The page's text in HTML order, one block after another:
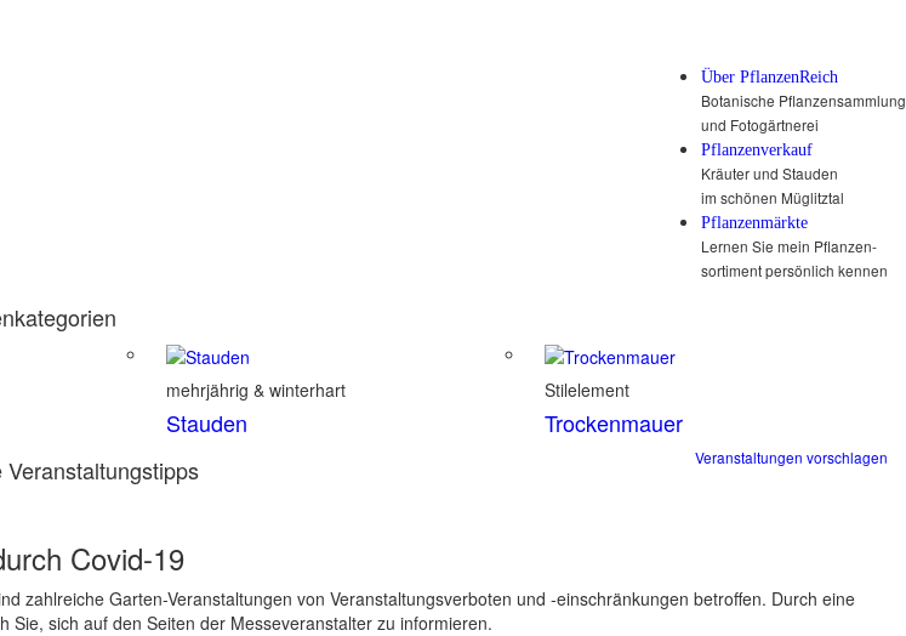
Über PflanzenReich
Botanische Pflanzensammlung
und Fotogärtnerei
Pflanzenverkauf
Kräuter und Stauden
im schönen Müglitztal
Pflanzenmärkte
Lernen Sie mein Pflanzen-
sortiment persönlich kennen
mehrjährig & winterhart
Stauden
Stilelement
Trockenmauer
Veranstaltungen vorschlagen
Covid-19
zahlreiche Garten-Veranstaltungen von Veranstaltungsverboten und -einschränkungen betroffen. Durch eine
Sie, sich auf den Seiten der Messeveranstalter zu informieren.